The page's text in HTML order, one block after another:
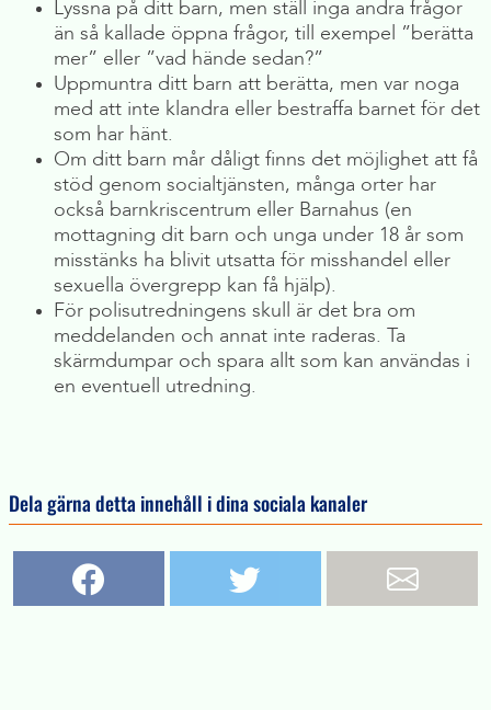
Lyssna på ditt barn, men ställ inga andra frågor
än så kallade öppna frågor, till exempel ”berätta
mer” eller ”vad hände sedan?”
Uppmuntra ditt barn att berätta, men var noga
med att inte klandra eller bestraffa barnet för det
som har hänt.
Om ditt barn mår dåligt finns det möjlighet att få
stöd genom socialtjänsten, många orter har
också barnkriscentrum eller Barnahus (en
mottagning dit barn och unga under 18 år som
misstänks ha blivit utsatta för misshandel eller
sexuella övergrepp kan få hjälp).
För polisutredningens skull är det bra om
meddelanden och annat inte raderas. Ta
skärmdumpar och spara allt som kan användas i
en eventuell utredning.
Dela gärna detta innehåll i dina sociala kanaler